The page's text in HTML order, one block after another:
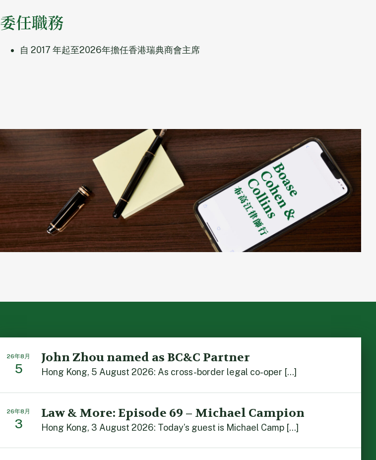
委任職務
自 2017 年起至2026年擔任香港瑞典商會主席
26年8月
5
John Zhou named as BC&C Partner
Hong Kong, 5 August 2026: As cross-border legal co-oper […]
26年8月
3
Law & More: Episode 69 – Michael Campion
Hong Kong, 3 August 2026: Today’s guest is Michael Camp […]